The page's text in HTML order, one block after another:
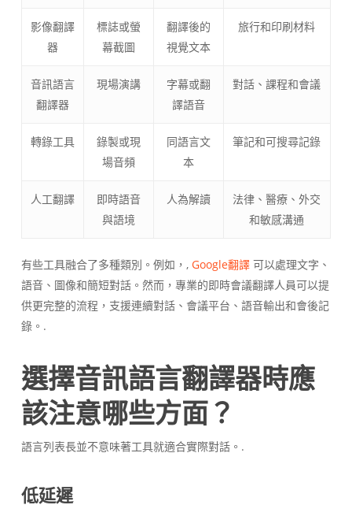
影像翻譯
器
標誌或螢
幕截圖
翻譯後的
視覺文本
旅行和印刷材料
音訊語言
翻譯器
現場演講
字幕或翻
譯語音
對話、課程和會議
轉錄工具
錄製或現
場音頻
同語言文
本
筆記和可搜尋記錄
人工翻譯
即時語音
與語境
人為解讀
法律、醫療、外交
和敏感溝通
有些工具融合了多種類別。例如，, Google翻譯可以處理文字、
語音、圖像和簡短對話。然而，專業的即時會議翻譯人員可以提
供更完整的流程，支援連續對話、會議平台、語音輸出和會後記
錄。.
選擇音訊語言翻譯器時應
該注意哪些方面？
語言列表長並不意味著工具就適合實際對話。.
低延遲